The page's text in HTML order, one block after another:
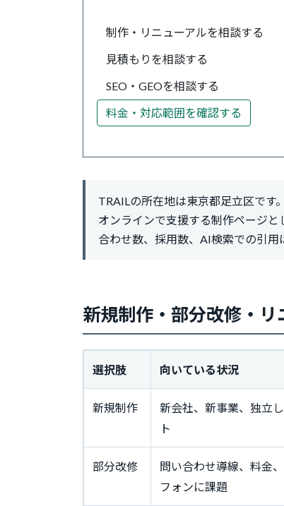
制作・リニューアルを相談する
見積もりを相談する
SEO・GEOを相談する
料金・対応範囲を確認する
TRAILの所在地は東京都足立区です
オンラインで支援する制作ページ
合わせ数、採用数、AI検索での引用
新規制作・部分改修・リ
選択肢 向いている状況
新規制作
新会社、新事業、独立
ト
部分改修
問い合わせ導線、料金
フォンに課題